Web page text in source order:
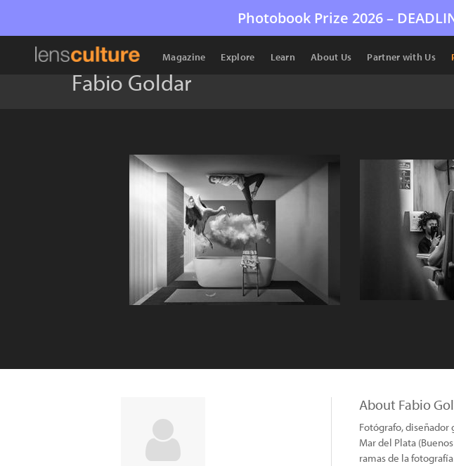
Photobook Prize 2026 –
Magazine Explore Learn About Us Partner with Us
Fabio Goldar
About Fabio
Fotógrafo, diseñador
Mar del Plata
ramas de la